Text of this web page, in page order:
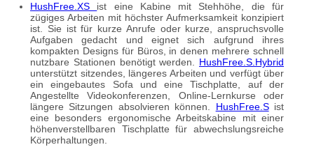
HushFree.XS ist eine Kabine mit Stehhöhe, die für
zügiges Arbeiten mit höchster Aufmerksamkeit konzipiert
ist. Sie ist für kurze Anrufe oder kurze, anspruchsvolle
Aufgaben gedacht und eignet sich aufgrund ihres
kompakten Designs für Büros, in denen mehrere schnell
nutzbare Stationen benötigt werden. HushFree.S.Hybrid
unterstützt sitzendes, längeres Arbeiten und verfügt über
ein eingebautes Sofa und eine Tischplatte, auf der
Angestellte Videokonferenzen, Online-Lernkurse oder
längere Sitzungen absolvieren können. HushFree.Sist
eine besonders ergonomische Arbeitskabine mit einer
höhenverstellbaren Tischplatte für abwechslungsreiche
Körperhaltungen.